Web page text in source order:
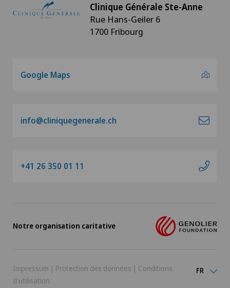
Clinique Générale Ste-Anne
Rue Hans-Geiler 6
1700 Fribourg
Google Maps
info@cliniquegenerale.ch
+41 26 350 01 11
Notre organisation caritative
Impressum | Protection des données | Conditions
d'utilisation
FR